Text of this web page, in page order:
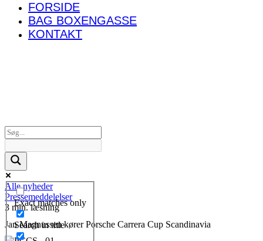
FORSIDE
BAG BOXENGASSE
KONTAKT
Exact matches only
Search in title
Alle nyheder
Pressemeddelelser
3 min. læsning
Jan Magnussen kører Porsche Carrera Cup Scandinavia